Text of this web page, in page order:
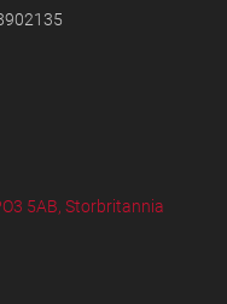
5AB, Storbritannia